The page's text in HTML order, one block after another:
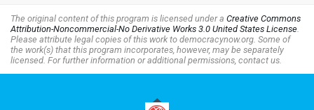
The original content of this program is licensed under a Creative Commons
Attribution-Noncommercial-No Derivative Works 3.0 United States License.
Please attribute legal copies of this work to democracynow.org. Some of
the work(s) that this program incorporates, however, may be separately
licensed. For further information or additional permissions, contact us.